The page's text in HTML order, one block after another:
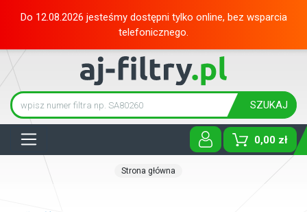
Do 12.08.2026 jesteśmy dostępni tylko online, bez wsparcia
telefonicznego.
SZUKAJ
0,00 zł
Strona główna